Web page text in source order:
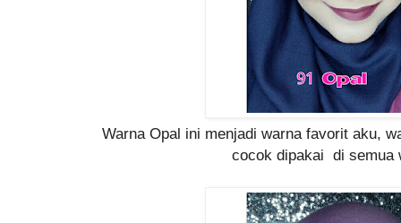
Warna Opal ini menjadi warna favorit aku,
cocok dipakai di semua